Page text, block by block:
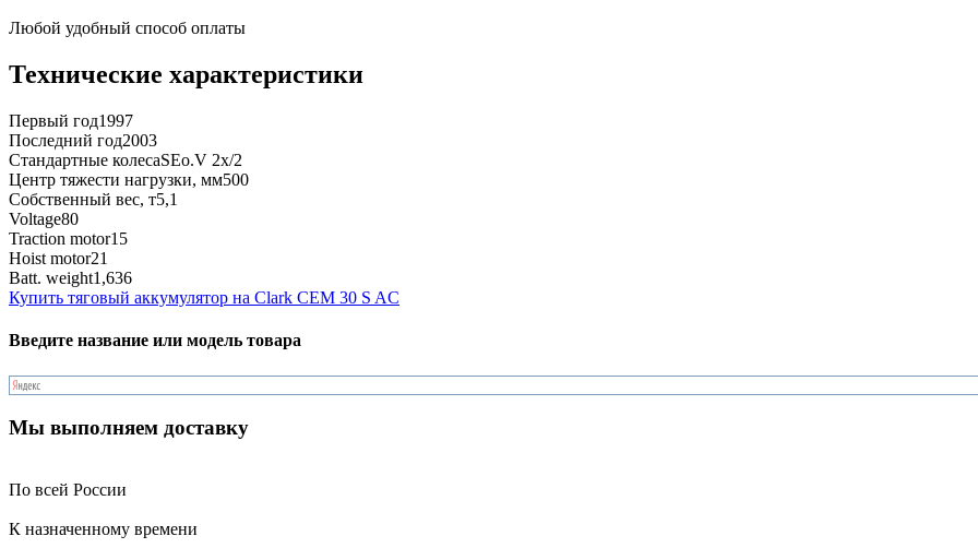
Любой удобный способ оплаты
Технические характеристики
Первый год1997
Последний год2003
Стандартные колесаSEo.V 2x/2
Центр тяжести нагрузки, мм500
Собственный вес, т5,1
Voltage80
Traction motor15
Hoist motor21
Batt. weight1,636
Купить тяговый аккумулятор на Clark CEM 30 S AC
Введите название или модель товара
Мы выполняем доставку
По всей России
К назначенному времени